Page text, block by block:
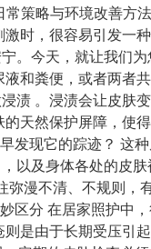
策略与环境改善方
时，很容易引发一
。今天，就让我们
和粪便，或者两者
。浸渍会让皮肤
天然保护屏障，使
发现它的踪迹？ 这
以及身体各处的皮
漫不清、不规则，
区分 在居家照护中
是由于长期受压引